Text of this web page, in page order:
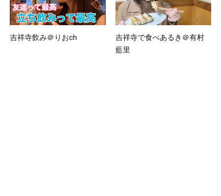
吉祥寺飲み＠りおch
吉祥寺で食べあるき＠有村
藍里